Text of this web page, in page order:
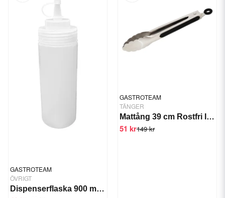
GASTROTEAM
ÖVRIGT
Dispenserflaska 900 ml Dressing/sås
GASTROTEAM
TÄNGER
Mattång 39 cm Rostfri Inkl. Hängögla
149 kr
51 kr